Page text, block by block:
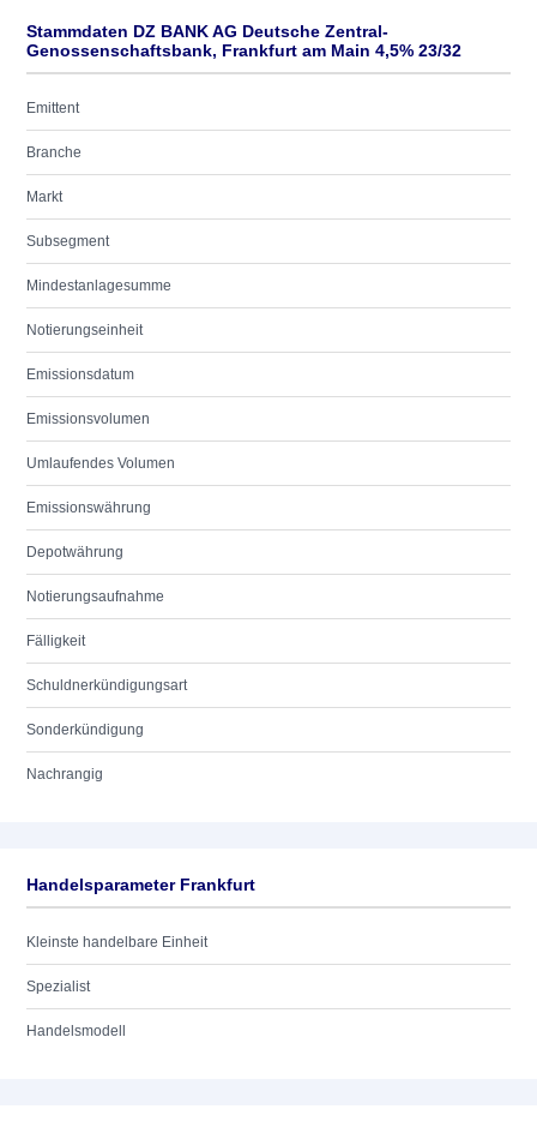
Stammdaten DZ BANK AG Deutsche Zentral-
Genossenschaftsbank, Frankfurt am Main 4,5% 23/32
Emittent
Branche
Markt
Subsegment
Mindestanlagesumme
Notierungseinheit
Emissionsdatum
Emissionsvolumen
Umlaufendes Volumen
Emissionswährung
Depotwährung
Notierungsaufnahme
Fälligkeit
Schuldnerkündigungsart
Sonderkündigung
Nachrangig
Handelsparameter Frankfurt
Kleinste handelbare Einheit
Spezialist
Handelsmodell